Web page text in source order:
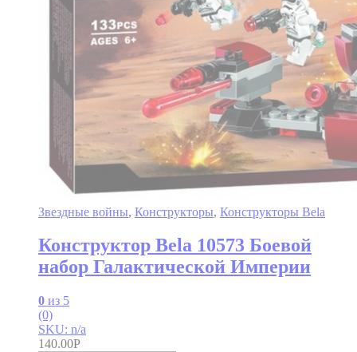
Звездные войны, Конструкторы, Конструкторы Bela
Конструктор Bela 10573 Боевой
набор Галактической Империи
0 из 5
(0)
SKU: n/a
140.00Р